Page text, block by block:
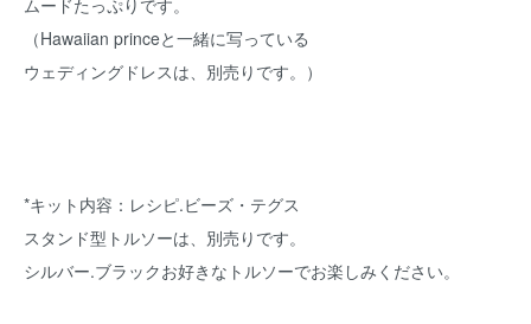
ムードたっぷりです。
（Hawaiian princeと一緒に写っている
ウェディングドレスは、別売りです。）
*キット内容：レシピ.ビーズ・テグス
スタンド型トルソーは、別売りです。
シルバー.ブラックお好きなトルソーでお楽しみください。